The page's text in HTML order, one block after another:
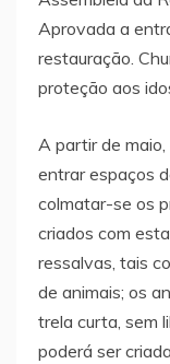
Aprovada a
restauração.
proteção aos
A partir de
entrar espaços
colmatar-se os
criados com
ressalvas, tais
de animais; os
trela curta, sem
poderá ser